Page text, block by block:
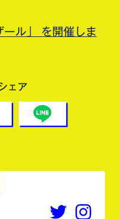
ル」 を開催しま
ェア